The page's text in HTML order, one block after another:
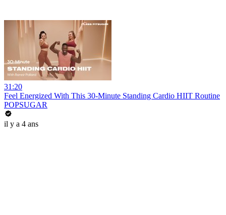
31:20
Feel Energized With This 30-Minute Standing Cardio HIIT Routine
POPSUGAR
il y a 4 ans